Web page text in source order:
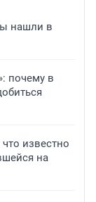
нашли в
почему в
известно
на